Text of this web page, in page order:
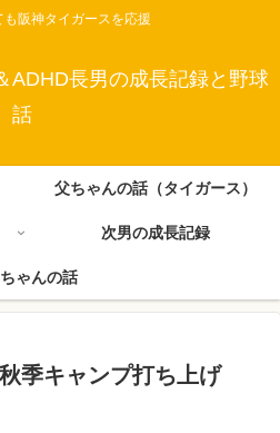
も阪神タイガースを応援
ADHD長男の成長記録と野球
話
父ちゃんの話（タイガース）
次男の成長記録
ゃんの話
季キャンプ打ち上げ